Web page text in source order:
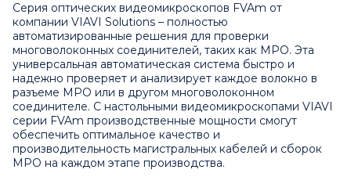
Серия оптических видеомикроскопов FVAm от
компании VIAVI Solutions – полностью
автоматизированные решения для проверки
многоволоконных соединителей, таких как MPO. Эта
универсальная автоматическая система быстро и
надежно проверяет и анализирует каждое волокно в
разъеме MPO или в другом многоволоконном
соединителе. С настольными видеомикроскопами VIAVI
серии FVAm производственные мощности смогут
обеспечить оптимальное качество и
производительность магистральных кабелей и сборок
MPO на каждом этапе производства.